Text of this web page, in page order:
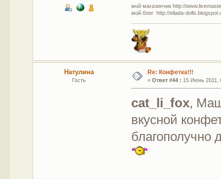
мой магазинчик http://
мой блог http://ellada-
Натулина
Гость
Re: Конфетка!!!
« Ответ #44 : 15 Июнь 2011,
cat_li_fox,
вкусной
благополучно